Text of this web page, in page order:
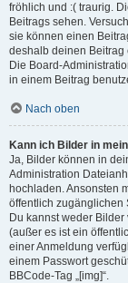
fröhlich und :( traurig.
Beitrags sehen.
sie können einen
deshalb deinen Beitrag
Die Board-
in einem Beitrag
Nach oben
Kann ich Bilder in
Ja, Bilder können in
Administration
hochladen. Ansonsten
öffentlich zugänglichen
Du kannst weder
(außer es ist ein
einer Anmeldung
einem Passwort
BBCode-Tag „[img]“.